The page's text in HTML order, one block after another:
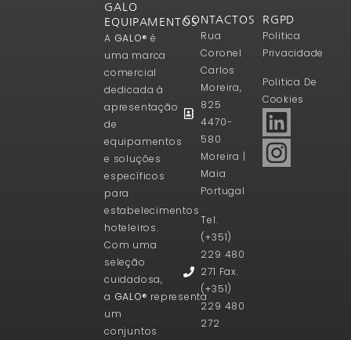
GALO
EQUIPAMENTOS
A GALO® é
uma marca
comercial
dedicada à
apresentação
de
equipamentos
e soluções
específicos
para
estabelecimentos
hoteleiros.
Com uma
seleção
cuidadosa,
a GALO® representa
um
conjuntos
CONTACTOS
Rua
Coronel
Carlos
Moreira,
825
4470-
580
Moreira |
Maia
Portugal
Tel.
(+351)
229 480
271 Fax.
(+351)
229 480
272
RGPD
Politica
Privacidade
Politica De
Cookies